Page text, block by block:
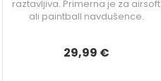
raztavljiva. Primerna je za airsoft
ali paintball navdušence.
29,99 €